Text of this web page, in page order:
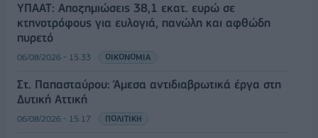
ΥΠΑΑΤ: Αποζημιώσεις 38,1 εκατ. ευρώ σε
κτηνοτρόφους για ευλογιά, πανώλη και αφθώδη
πυρετό
06/08/2026 - 15:33 ΟΙΚΟΝΟΜΙΑ
Στ. Παπασταύρου: Άμεσα αντιδιαβρωτικά έργα στη
Δυτική Αττική
06/08/2026 - 15:17 ΠΟΛΙΤΙΚΗ